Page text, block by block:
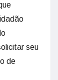
seu
de